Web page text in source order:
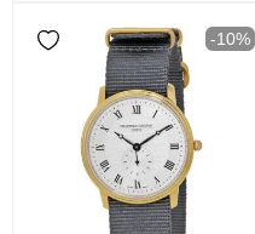
12.5mm
13.5mm 14.5mm
5.5mm 5mm
10.20mm 7.80mm
7.2mm 7.3mm
11.6mm 12.8mm 9.7mm
7.7mm 13.4mm
-10%